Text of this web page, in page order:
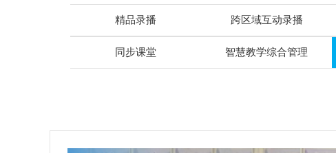
精品录播 跨区域互动录播
同步课堂 智慧教学综合管理